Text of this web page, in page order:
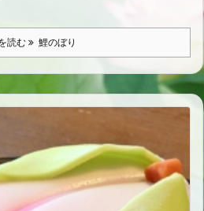
読む 鯉のぼり